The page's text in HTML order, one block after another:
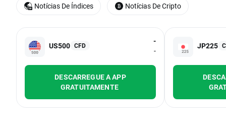
US500 CFD
-
-
DESCARREGUE A APP
GRATUITAMENTE
JP225
Notícias De Índices Notícias De Cripto